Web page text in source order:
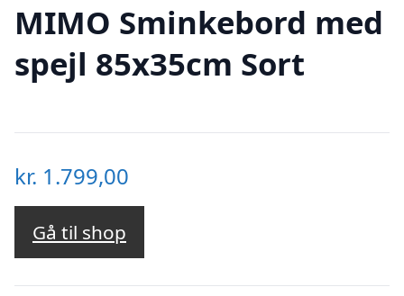
MIMO Sminkebord med
spejl 85x35cm Sort
kr. 1.799,00
Gå til shop